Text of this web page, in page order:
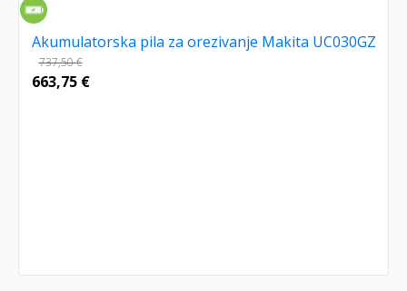
Akumulatorska pila za orezivanje Makita UC030GZ
737,50€
663,75 €